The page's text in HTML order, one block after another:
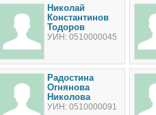
Николай
Константинов
Тодоров
УИН: 0510000045
Радостина
Огнянова
Николова
УИН: 0510000091